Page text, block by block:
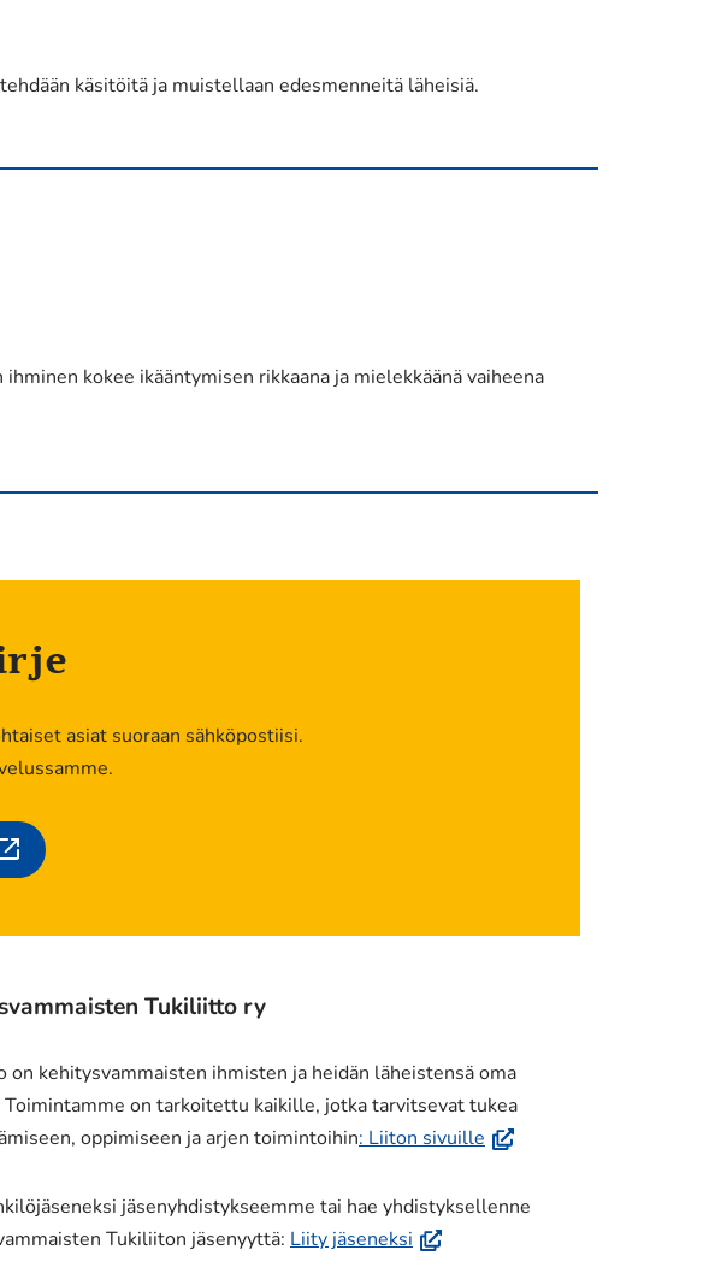
käsitöitä ja muistellaan edesmenneitä läheisiä.
kokee ikääntymisen rikkaana ja mielekkäänä vaiheena
asiat suoraan sähköpostiisi.
Tukiliitto ry
on kehitysvammaisten ihmisten ja heidän läheistensä oma
Toimintamme on tarkoitettu kaikille, jotka tarvitsevat tukea
oppimiseen ja arjen toimintoihin: Liiton sivuille (avautuu
ikkunaan,
jäsenyhdistykseemme tai hae yhdistyksellenne
Tukiliiton jäsenyyttä: Liity jäseneksi (avautuu